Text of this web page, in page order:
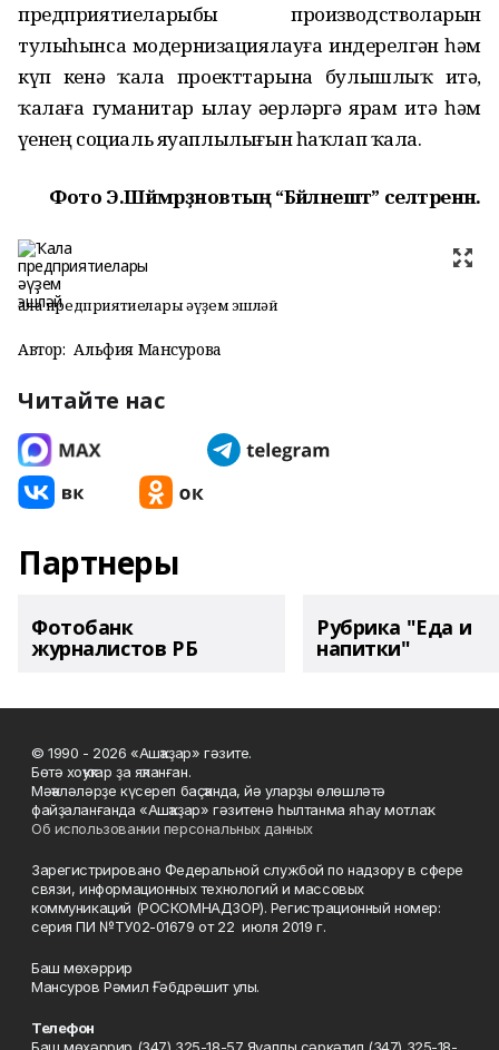
предприятиеларыбыҙ производстволарын
тулыһынса модернизациялауға индерелгән һәм
күп кенә ҡала проекттарына булышлыҡ итә,
ҡалаға гуманитар ылау әҙерләргә ярҙам итә һәм
үҙенең социаль яуаплылығын һаҡлап ҡала.
Фото Э.Шәймәрҙәновтың “Бәйләнештә” селтәренән.
Ҡала предприятиелары әүҙем эшләй
Автор: Альфия Мансурова
Читайте нас
Партнеры
Фотобанк
журналистов РБ
Рубрика "Еда и
напитки"
© 1990 - 2026 «Ашҡаҙар» гәзите.
Бөтә хоҡуҡтар ҙа яҡланған.
Мәҡәләләрҙе күсереп баҫҡанда, йә уларҙы өлөшләтә
файҙаланғанда «Ашҡаҙар» гәзитенә һылтанма яһау мотлаҡ.
Об использовании персональных данных
Зарегистрировано Федеральной службой по надзору в сфере
связи, информационных технологий и массовых
коммуникаций (РОСКОМНАДЗОР). Регистрационный номер:
серия ПИ №ТУ02-01679 от 22 июля 2019 г.
Баш мөхәррир
Мансуров Рәмил Ғәбдрәшит улы.
Телефон